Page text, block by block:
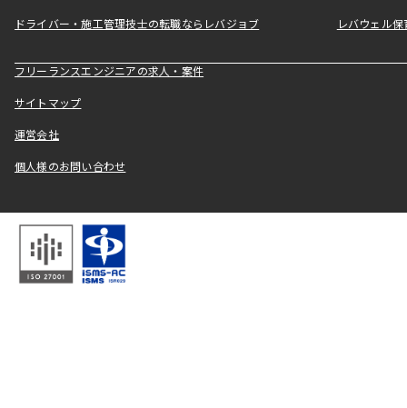
ドライバー・施工管理技士の転職ならレバジョブ レバウェル
フリーランスエンジニアの求人・案件
サイトマップ
運営会社
個人様のお問い合わせ